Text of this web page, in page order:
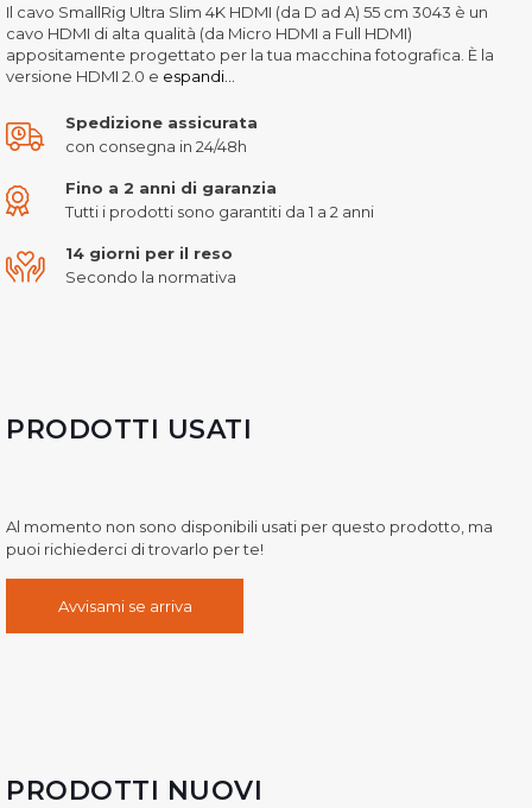
Il cavo SmallRig Ultra Slim 4K HDMI (da D ad A) 55 cm 3043 è un
cavo HDMI di alta qualità (da Micro HDMI a Full HDMI)
appositamente progettato per la tua macchina fotografica. È la
versione HDMI 2.0 e espandi...
Spedizione assicurata
con consegna in 24/48h
Fino a 2 anni di garanzia
Tutti i prodotti sono garantiti da 1 a 2 anni
14 giorni per il reso
Secondo la normativa
PRODOTTI USATI
Al momento non sono disponibili usati per questo prodotto, ma
puoi richiederci di trovarlo per te!
Avvisami se arriva
PRODOTTI NUOVI